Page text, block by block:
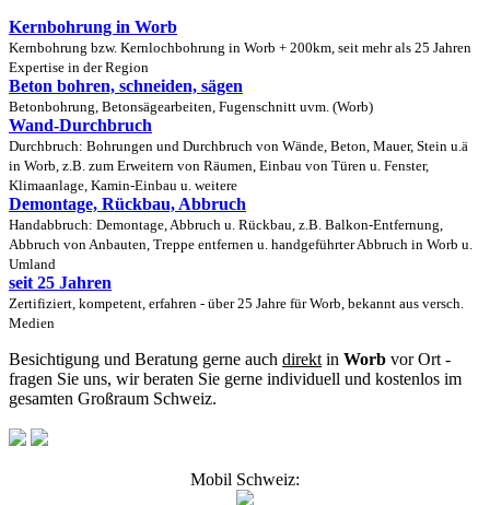
Kernbohrung in Worb
Kernbohrung bzw. Kernlochbohrung in Worb + 200km, seit mehr als 25 Jahren
Expertise in der Region
Beton bohren, schneiden, sägen
Betonbohrung, Betonsägearbeiten, Fugenschnitt uvm. (Worb)
Wand-Durchbruch
Durchbruch: Bohrungen und Durchbruch von Wände, Beton, Mauer, Stein u.ä
in Worb, z.B. zum Erweitern von Räumen, Einbau von Türen u. Fenster,
Klimaanlage, Kamin-Einbau u. weitere
Demontage, Rückbau, Abbruch
Handabbruch: Demontage, Abbruch u. Rückbau, z.B. Balkon-Entfernung,
Abbruch von Anbauten, Treppe entfernen u. handgeführter Abbruch in Worb u.
Umland
seit 25 Jahren
Zertifiziert, kompetent, erfahren - über 25 Jahre für Worb, bekannt aus versch.
Medien
Besichtigung und Beratung gerne auch direkt in Worb vor Ort -
fragen Sie uns, wir beraten Sie gerne individuell und kostenlos im
gesamten Großraum Schweiz.
Mobil Schweiz: